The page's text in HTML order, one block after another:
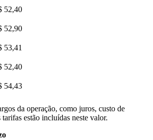
52,40
52,90
53,41
52,40
54,43
da operação, como juros, custo de
estão incluídas neste valor.